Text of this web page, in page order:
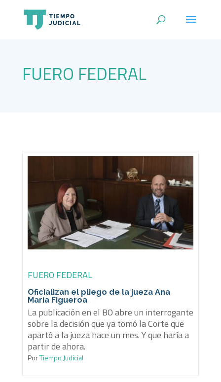
FUERO FEDERAL
FUERO FEDERAL
Oficializan el pliego de la jueza Ana
María Figueroa
La publicación en el BO abre un interrogante
sobre la decisión que ya tomó la Corte que
apartó a la jueza hace un mes. Y que haría a
partir de ahora.
PorTiempo Judicial